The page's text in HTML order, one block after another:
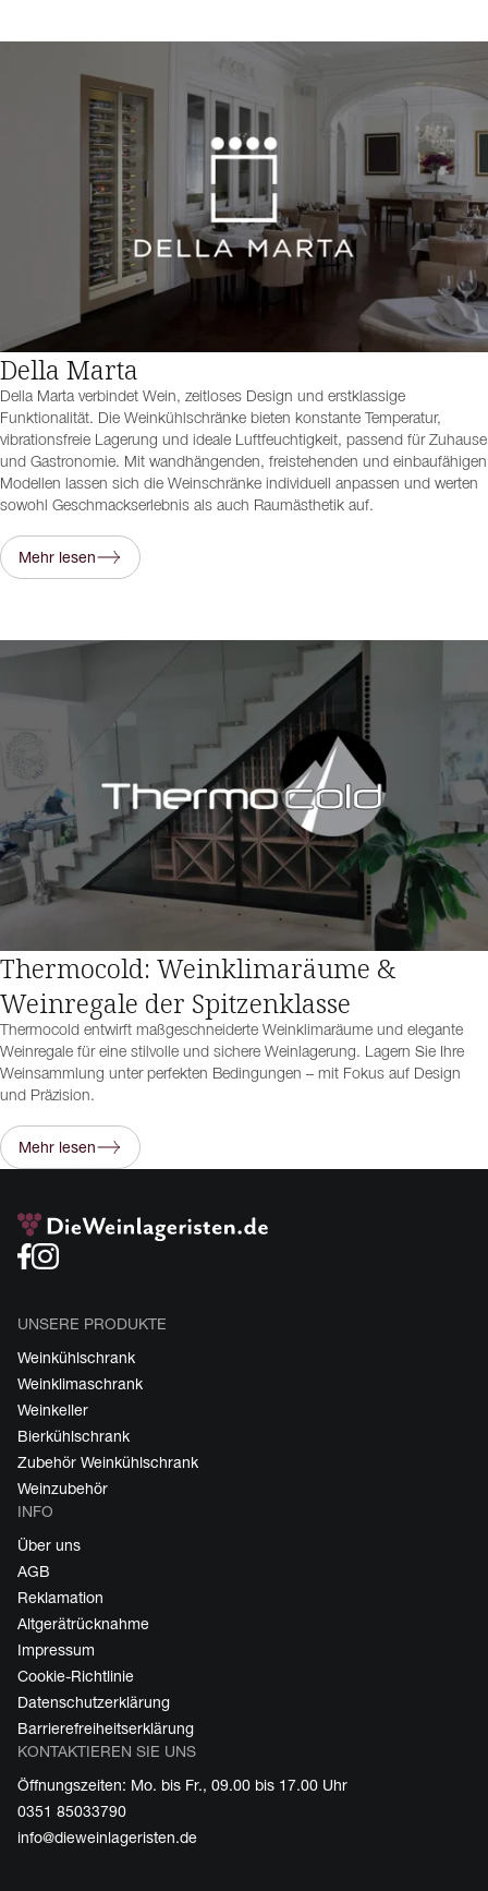
Della Marta
Della Marta verbindet Wein, zeitloses Design und erstklassige
Funktionalität. Die Weinkühlschränke bieten konstante Temperatur,
vibrationsfreie Lagerung und ideale Luftfeuchtigkeit, passend für Zuhause
und Gastronomie. Mit wandhängenden, freistehenden und einbaufähigen
Modellen lassen sich die Weinschränke individuell anpassen und werten
sowohl Geschmackserlebnis als auch Raumästhetik auf.
Mehr lesen
Thermocold: Weinklimaräume &
Weinregale der Spitzenklasse
Thermocold entwirft maßgeschneiderte Weinklimaräume und elegante
Weinregale für eine stilvolle und sichere Weinlagerung. Lagern Sie Ihre
Weinsammlung unter perfekten Bedingungen – mit Fokus auf Design
und Präzision.
Mehr lesen
UNSERE PRODUKTE
Weinkühlschrank
Weinklimaschrank
Weinkeller
Bierkühlschrank
Zubehör Weinkühlschrank
Weinzubehör
INFO
Über uns
AGB
Reklamation
Altgerätrücknahme
Impressum
Cookie-Richtlinie
Datenschutzerklärung
Barrierefreiheitserklärung
KONTAKTIEREN SIE UNS
Öffnungszeiten: Mo. bis Fr., 09.00 bis 17.00 Uhr
0351 85033790
info@dieweinlageristen.de